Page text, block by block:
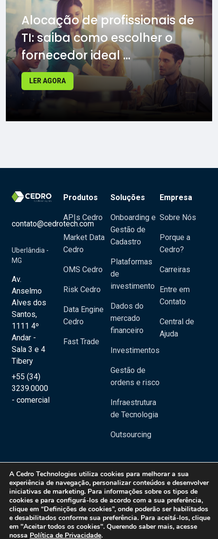
Alocação de profissionais de
TI: saiba como escolher o
fornecedor ideal ...
LER AGORA
A Cedro Technologies utiliza cookies para melhorar a sua
experiência de navegação, personalizar conteúdos e desenvolver
iniciativas de marketing. Para informações sobre os tipos de
cookies e para configurá-los de acordo com a sua preferência,
clique em “Definições de cookies”, onde poderão ser habilitados
e desabilitados conforme sua preferência. Para aceitá-los, clique
em "Aceitar todos os cookies". Querendo saber mais, acesse
nossa Política de Privacidade.
contato@cedrotech.com
Uberlândia -
MG
Av.
Anselmo
Alves dos
Santos,
1111 4º
Andar -
Sala 3 e 4
Tibery
+55 (34)
3239.0000
- comercial
Produtos
APIs Cedro
Market Data
Cedro
OMS Cedro
Risk Cedro
Data Engine
Cedro
Fast Trade
Soluções
Onboarding e
Gestão de
Cadastro
Plataformas
de
investimento
Dados do
mercado
financeiro
Investimentos
Gestão de
ordens e risco
Infraestrutura
de Tecnologia
Outsourcing
Empresa
Sobre Nós
Porque a
Cedro?
Carreiras
Entre em
Contato
Central de
Ajuda
Copyright 2020 © Cedro Technologies - Todos os direitos reservados | CNPJ:
20.129.023/0001-08
Política de Privacidade